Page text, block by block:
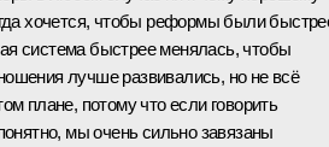
хочется, чтобы реформы были
система быстрее менялась, чтобы
лучше развивались, но не всё
плане, потому что если говорить
мы очень сильно завязаны